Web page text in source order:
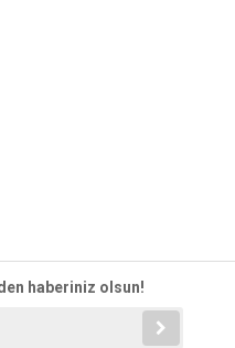
haberiniz olsun!